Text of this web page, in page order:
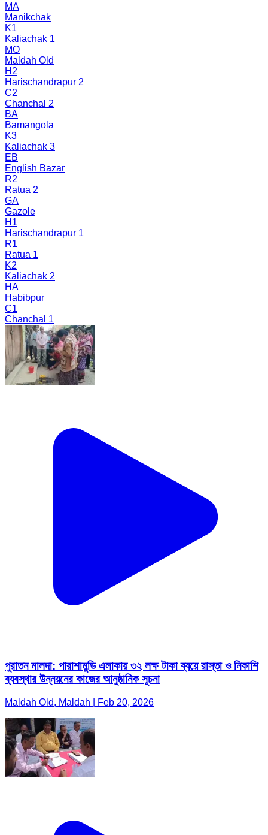
MA
Manikchak
K1
Kaliachak 1
MO
Maldah Old
H2
Harischandrapur 2
C2
Chanchal 2
BA
Bamangola
K3
Kaliachak 3
EB
English Bazar
R2
Ratua 2
GA
Gazole
H1
Harischandrapur 1
R1
Ratua 1
K2
Kaliachak 2
HA
Habibpur
C1
Chanchal 1
পুরাতন মালদা: পারাশামুন্ডি এলাকায় ৩২ লক্ষ টাকা ব্যয়ে রাস্তা ও নিকাশি
ব্যবস্থার উন্নয়নের কাজের আনুষ্ঠানিক সূচনা
Maldah Old, Maldah | Feb 20, 2026